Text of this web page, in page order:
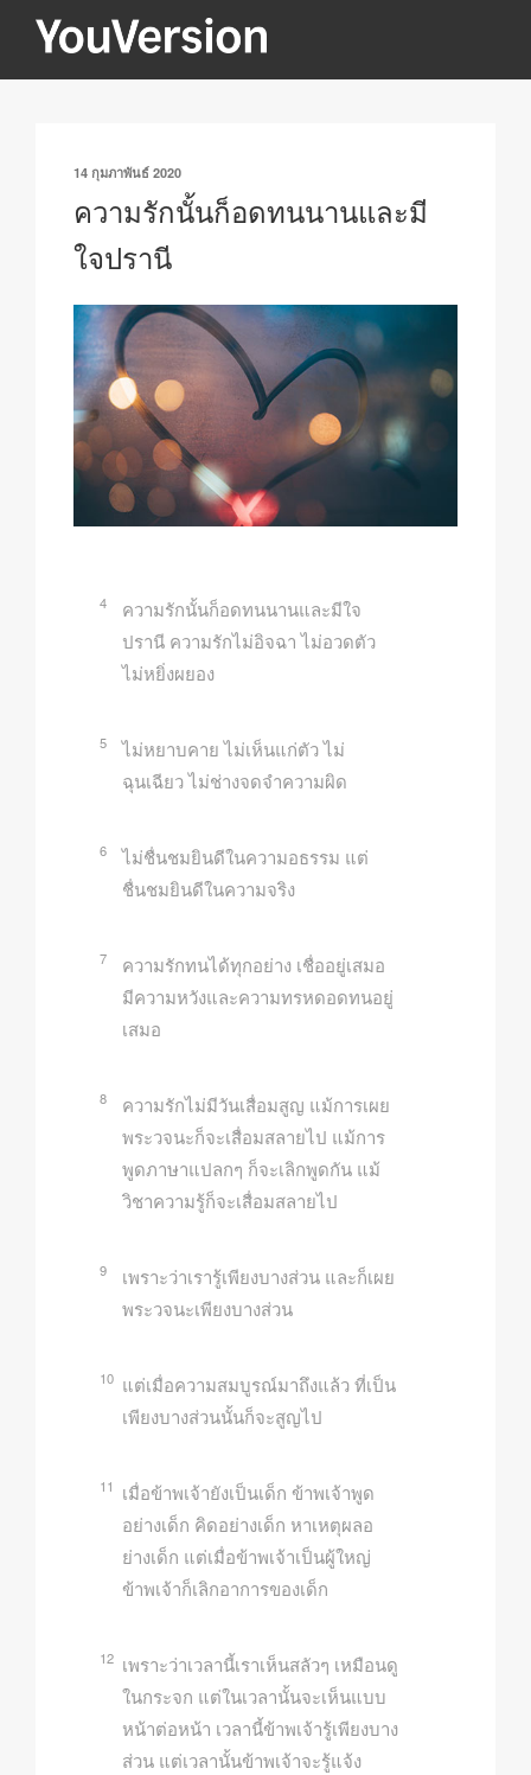
ยัง
YOUVERSION
Seeking God every day.
เขียน
ที่
14 กุมภาพันธ์ 2020
ความรักนั้นก็อดทนนานและมี
ใจปรานี
4
ความรักนั้นก็อดทนนานและมีใจ
ปรานี ความรักไม่อิจฉา ไม่อวดตัว
ไม่หยิ่งผยอง
5
ไม่หยาบคาย ไม่เห็นแก่ตัว ไม่
ฉุนเฉียว ไม่ช่างจดจำความผิด
6
ไม่ชื่นชมยินดีในความอธรรม แต่
ชื่นชมยินดีในความจริง
7
ความรักทนได้ทุกอย่าง เชื่ออยู่เสมอ
มีความหวังและความทรหดอดทนอยู่
เสมอ
8
ความรักไม่มีวันเสื่อมสูญ แม้การเผย
พระวจนะก็จะเสื่อมสลายไป แม้การ
พูดภาษาแปลกๆ ก็จะเลิกพูดกัน แม้
วิชาความรู้ก็จะเสื่อมสลายไป
9
เพราะว่าเรารู้เพียงบางส่วน และก็เผย
พระวจนะเพียงบางส่วน
10 แต่เมื่อความสมบูรณ์มาถึงแล้ว ที่เป็น
เพียงบางส่วนนั้นก็จะสูญไป
11
เมื่อข้าพเจ้ายังเป็นเด็ก ข้าพเจ้าพูด
อย่างเด็ก คิดอย่างเด็ก หาเหตุผลอ
ย่างเด็ก แต่เมื่อข้าพเจ้าเป็นผู้ใหญ่
ข้าพเจ้าก็เลิกอาการของเด็ก
12 เพราะว่าเวลานี้เราเห็นสลัวๆ เหมือนดู
ในกระจก แต่ในเวลานั้นจะเห็นแบบ
หน้าต่อหน้า เวลานี้ข้าพเจ้ารู้เพียงบาง
ส่วน แต่เวลานั้นข้าพเจ้าจะรู้แจ้ง